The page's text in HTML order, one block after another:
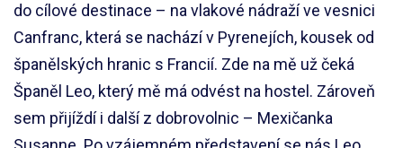
do cílové destinace – na vlakové nádraží ve vesnici
Canfranc, která se nachází v Pyrenejích, kousek od
španělských hranic s Francií. Zde na mě už čeká
Španěl Leo, který mě má odvést na hostel. Zároveň
sem přijíždí i další z dobrovolnic – Mexičanka